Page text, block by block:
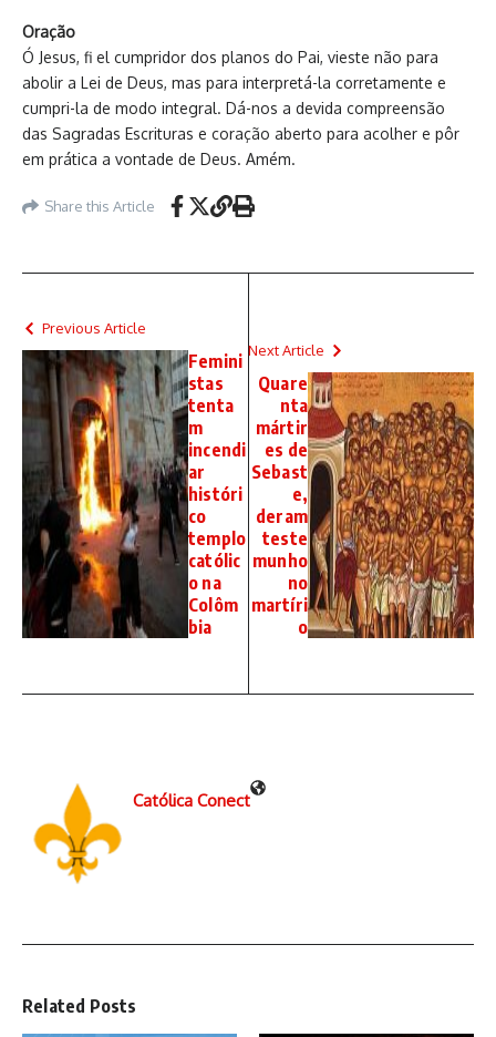
Oração
Ó Jesus, fi el cumpridor dos planos do Pai, vieste não para
abolir a Lei de Deus, mas para interpretá-la corretamente e
cumpri-la de modo integral. Dá-nos a devida compreensão
das Sagradas Escrituras e coração aberto para acolher e pôr
em prática a vontade de Deus. Amém.
Share this Article
Previous Article
Femini
stas
tenta
m
incendi
ar
históri
co
templo
católic
o na
Colôm
bia
Next Article
Quare
nta
mártir
es de
Sebast
e,
deram
teste
munho
no
martíri
o
Católica Conect
Related Posts